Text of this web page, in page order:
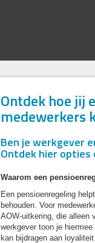
Ontdek hoe jij
medewerkers
Ben je werkgever
Ontdek hier opties
Waarom een
Een pensioenregeling
behouden. Voor
AOW-uitkering, die alleen
werkgever toon je
kan bijdragen aan